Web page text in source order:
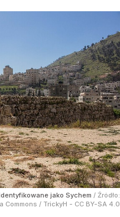
jako Sychem / Źródło:
Commons / TrickyH - CC BY-SA 4.0